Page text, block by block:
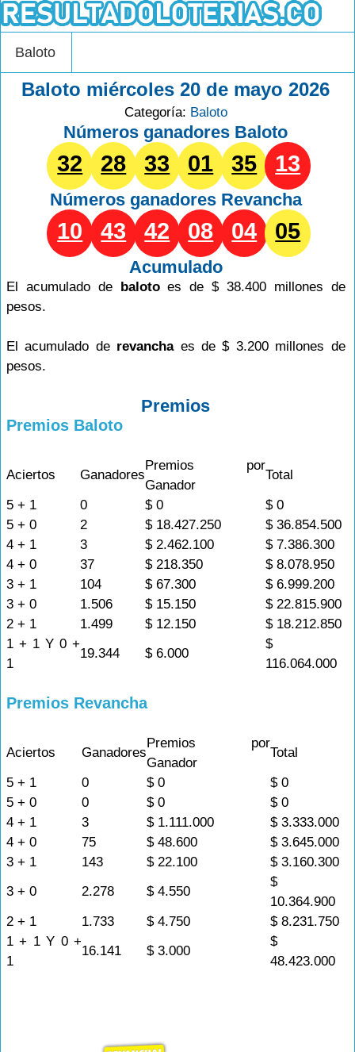
Baloto
Baloto miércoles 20 de mayo 2026
Categoría: Baloto
Números ganadores Baloto
32 28 33 01 35 13
Números ganadores Revancha
10 43 42 08 04 05
Acumulado
El acumulado de balotoes de $ 38.400 millones de
pesos.
El acumulado de revanchaes de $ 3.200 millones de
pesos.
Premios
Premios Baloto
Aciertos Ganadores
Premios por
Ganador
Total
5 + 1
0 $ 0
$ 0
5 + 0
2 $ 18.427.250
$ 36.854.500
4 + 1
3 $ 2.462.100
$ 7.386.300
4 + 0
37 $ 218.350
$ 8.078.950
3 + 1
104 $ 67.300
$ 6.999.200
3 + 0
1.506 $ 15.150
$ 22.815.900
2 + 1
1.499 $ 12.150
$ 18.212.850
1 + 1 Y 0 +
1
19.344 $ 6.000
$
116.064.000
Premios Revancha
Aciertos Ganadores
Premios por
Ganador
Total
5 + 1
0 $ 0
$ 0
5 + 0
0 $ 0
$ 0
4 + 1
3 $ 1.111.000
$ 3.333.000
4 + 0
75 $ 48.600
$ 3.645.000
3 + 1
143 $ 22.100
$ 3.160.300
3 + 0
2.278 $ 4.550
$
10.364.900
2 + 1
1.733 $ 4.750
$ 8.231.750
1 + 1 Y 0 +
1
16.141 $ 3.000
$
48.423.000